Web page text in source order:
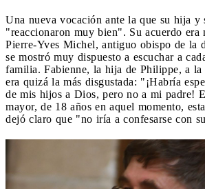
Una nueva vocación ante la que su hija y
"reaccionaron muy bien". Su acuerdo era
Pierre-Yves Michel, antiguo obispo de la
se mostró muy dispuesto a escuchar a
familia. Fabienne, la hija de Philippe, a la
era quizá la más disgustada: "¡Habría
de mis hijos a Dios, pero no a mi padre!
mayor, de 18 años en aquel momento,
dejó claro que "no iría a confesarse con